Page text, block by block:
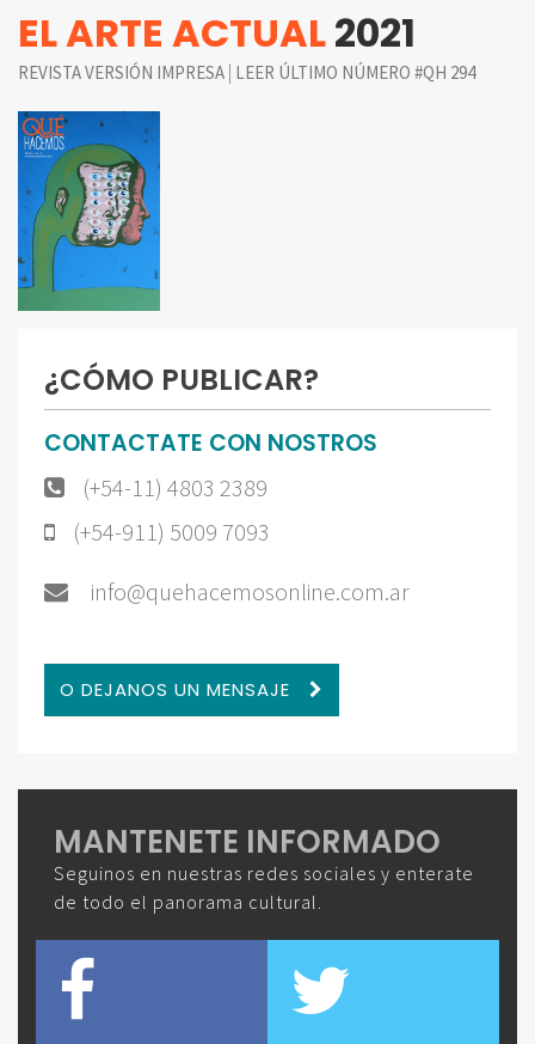
EL ARTE ACTUAL2021
REVISTA VERSIÓN IMPRESA | LEER ÚLTIMO NÚMERO #QH 294
¿CÓMO PUBLICAR?
CONTACTATE CON NOSTROS
(+54-11) 4803 2389
(+54-911) 5009 7093
info@quehacemosonline.com.ar
O DEJANOS UN MENSAJE
MANTENETE INFORMADO
Seguinos en nuestras redes sociales y enterate
de todo el panorama cultural.